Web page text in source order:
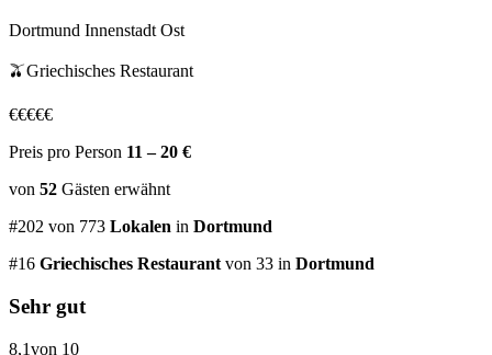
Dortmund Innenstadt Ost
🫒Griechisches Restaurant
€€€€€
Preis pro Person 11 – 20 €
von 52 Gästen erwähnt
#202 von 773 Lokalen in Dortmund
#16 Griechisches Restaurant von 33 in Dortmund
Sehr gut
8,1von 10